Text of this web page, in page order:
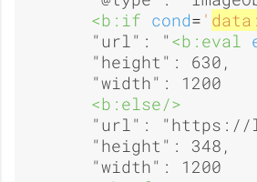
a
u
s
<b:if cond= ' data:
    "url": "
<b:eval
    "height": 630,
    "width": 1200
<b:else/>
"url":
    "height": 348,
    "width": 1200